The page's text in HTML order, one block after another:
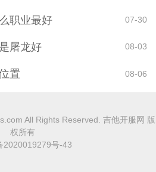
职业最好 07-30
屠龙好 08-03
置 08-06
All Rights Reserved. 吉他开服网 版
权所有
2020019279号-43